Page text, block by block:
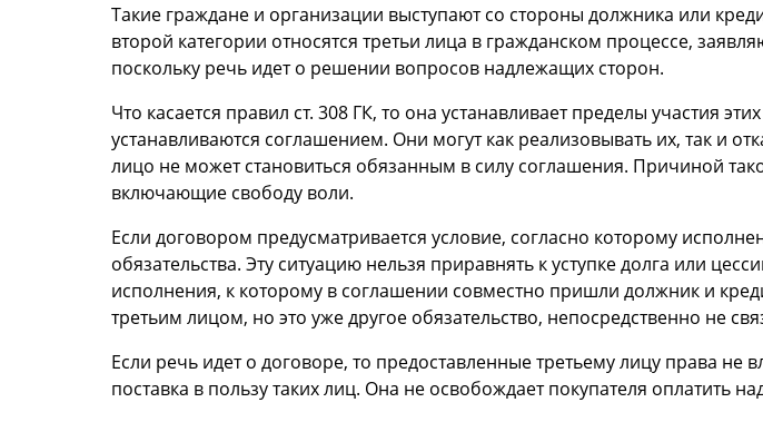
Такие граждане и организации выступают со стороны должника или
второй категории относятся третьи лица в гражданском процессе,
поскольку речь идет о решении вопросов надлежащих сторон.
Что касается правил ст. 308 ГК, то она устанавливает пределы участия
устанавливаются соглашением. Они могут как реализовывать их, так и
лицо не может становиться обязанным в силу соглашения. Причиной
включающие свободу воли.
Если договором предусматривается условие, согласно которому
обязательства. Эту ситуацию нельзя приравнять к уступке долга или
исполнения, к которому в соглашении совместно пришли должник и
третьим лицом, но это уже другое обязательство, непосредственно не
Если речь идет о договоре, то предоставленные третьему лицу права
поставка в пользу таких лиц. Она не освобождает покупателя оплатить